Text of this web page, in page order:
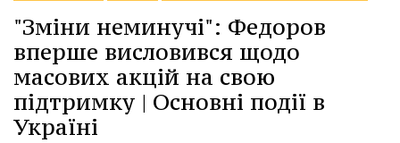
"Зміни неминучі": Федоров
вперше висловився щодо
масових акцій на свою
підтримку | Основні події в
Україні